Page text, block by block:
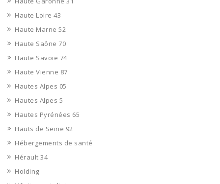
Haute Loire 43
Haute Marne 52
Haute Saône 70
Haute Savoie 74
Haute Vienne 87
Hautes Alpes 05
Hautes Alpes 5
Hautes Pyrénées 65
Hauts de Seine 92
Hébergements de santé
Hérault 34
Holding